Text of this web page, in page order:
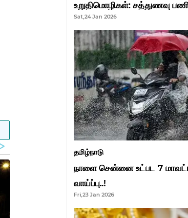
உறுதிமொழிகள்: சத்துணவு
ஆசிரியர்களுக்கு ஜாக்பாட்!
Sat,24 Jan 2026
தமிழ்நாடு
நாளை சென்னை உட்பட 7
வாய்ப்பு..!
Fri,23 Jan 2026